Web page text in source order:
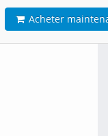
Acheter